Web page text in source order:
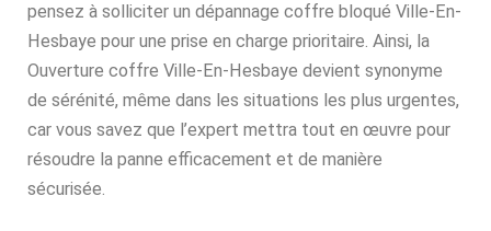
pensez à solliciter un dépannage coffre bloqué Ville-En-
Hesbaye pour une prise en charge prioritaire. Ainsi, la
Ouverture coffre Ville-En-Hesbaye devient synonyme
de sérénité, même dans les situations les plus urgentes,
car vous savez que l’expert mettra tout en œuvre pour
résoudre la panne efficacement et de manière
sécurisée.